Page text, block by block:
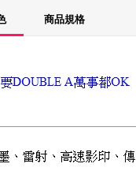
商品規格